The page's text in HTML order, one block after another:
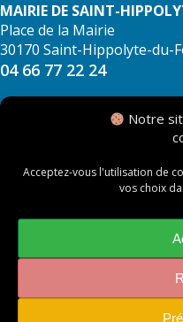
Notre
Acceptez-vous l'utilisation de
vos choix
MAIRIE DE SAINT-
Place de la Mairie
30170 Saint-Hippolyte-du-
04 66 77 22 24